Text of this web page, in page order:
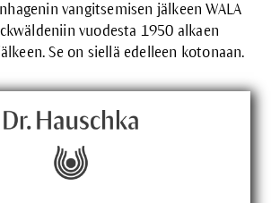
vangitsemisen jälkeen WALA
vuodesta 1950 alkaen
Se on siellä edelleen kotonaan.
ihonhoito.